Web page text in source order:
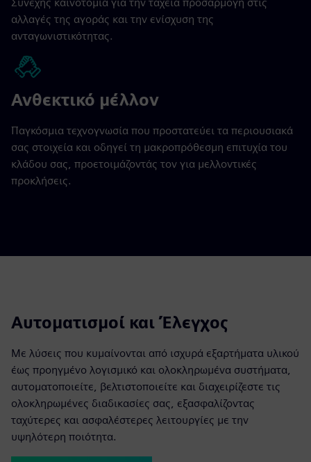
αλλαγές της αγοράς και την ενίσχυση της
ανταγωνιστικότητας.
Ανθεκτικό μέλλον
Παγκόσμια τεχνογνωσία που προστατεύει τα περιουσιακά
σας στοιχεία και οδηγεί τη μακροπρόθεσμη επιτυχία του
κλάδου σας, προετοιμάζοντάς τον για μελλοντικές
προκλήσεις.
Αυτοματισμοί και Έλεγχος
Με λύσεις που κυμαίνονται από ισχυρά εξαρτήματα υλικού
έως προηγμένο λογισμικό και ολοκληρωμένα συστήματα,
αυτοματοποιείτε, βελτιστοποιείτε και διαχειρίζεστε τις
ολοκληρωμένες διαδικασίες σας, εξασφαλίζοντας
ταχύτερες και ασφαλέστερες λειτουργίες με την
υψηλότερη ποιότητα.